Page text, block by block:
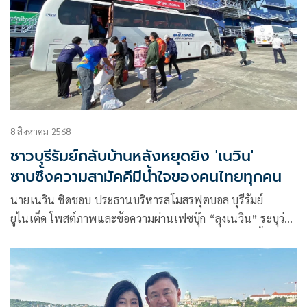
8 สิงหาคม 2568
ชาวบุรีรัมย์กลับบ้านหลังหยุดยิง 'เนวิน'
ซาบซึ้งความสามัคคีมีน้ำใจของคนไทยทุกคน
นายเนวิน ชิดชอบ ประธานบริหารสโมสรฟุตบอล​ บุรีรัมย์
ยูไนเต็ด โพสต์ภาพและข้อความผ่านเฟซบุ๊ก “ลุงเนวิน” ระบุว่า
ปกป้องแผ่นดินไทย คุ้มครอง ดูแล รักษาบ้านให้พ่อแม่พี่น้องของ